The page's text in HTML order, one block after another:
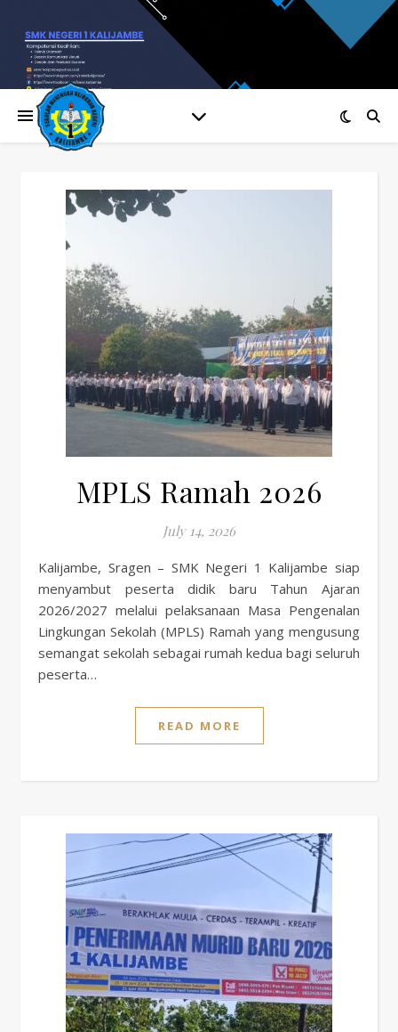
MPLS Ramah 2026
July 14, 2026
Kalijambe, Sragen – SMK Negeri 1 Kalijambe siap
menyambut peserta didik baru Tahun Ajaran
2026/2027 melalui pelaksanaan Masa Pengenalan
Lingkungan Sekolah (MPLS) Ramah yang mengusung
semangat sekolah sebagai rumah kedua bagi seluruh
peserta…
READ MORE